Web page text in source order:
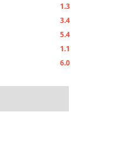
1.3
3.4
5.4
1.1
6.0